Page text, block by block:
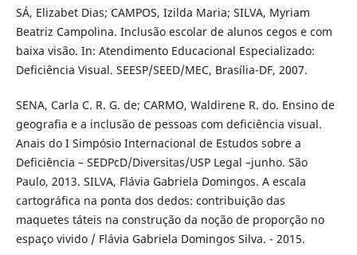
SÁ, Elizabet Dias; CAMPOS, Izilda Maria; SILVA, Myriam
Beatriz Campolina. Inclusão escolar de alunos cegos e com
baixa visão. In: Atendimento Educacional Especializado:
Deficiência Visual. SEESP/SEED/MEC, Brasília-DF, 2007.
SENA, Carla C. R. G. de; CARMO, Waldirene R. do. Ensino de
geografia e a inclusão de pessoas com deficiência visual.
Anais do I Simpósio Internacional de Estudos sobre a
Deficiência – SEDPcD/Diversitas/USP Legal –junho. São
Paulo, 2013. SILVA, Flávia Gabriela Domingos. A escala
cartográfica na ponta dos dedos: contribuição das
maquetes táteis na construção da noção de proporção no
espaço vivido / Flávia Gabriela Domingos Silva. - 2015.